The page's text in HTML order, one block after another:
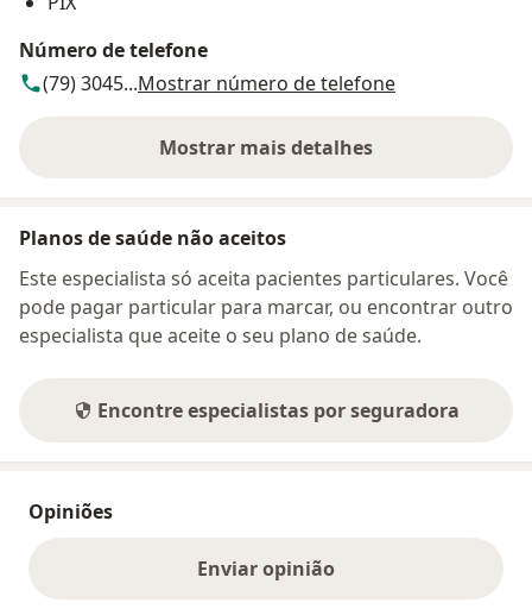
Número de telefone
(79) 3045...Mostrar número de telefone
Mostrar mais detalhes
sobre o endereço
Planos de saúde não aceitos
Este especialista só aceita pacientes particulares. Você
pode pagar particular para marcar, ou encontrar outro
especialista que aceite o seu plano de saúde.
Encontre especialistas por seguradora
Opiniões
Enviar opinião